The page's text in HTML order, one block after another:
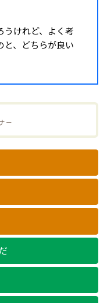
うけれど、よく考
と、どちらが良い
ー